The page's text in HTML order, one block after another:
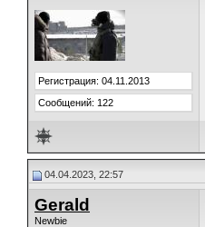
Регистрация: 04.11.2013
Сообщений: 122
04.04.2023, 22:57
Gerald
Newbie